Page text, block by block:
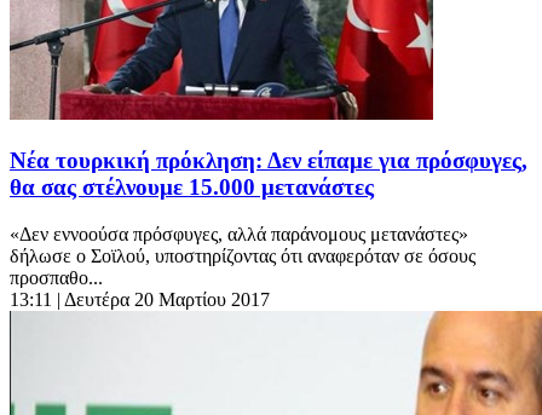
Νέα τουρκική πρόκληση: Δεν είπαμε για πρόσφυγες,
θα σας στέλνουμε 15.000 μετανάστες
«Δεν εννοούσα πρόσφυγες, αλλά παράνομους μετανάστες»
δήλωσε ο Σοϊλού, υποστηρίζοντας ότι αναφερόταν σε όσους
προσπαθο...
13:11 | Δευτέρα 20 Μαρτίου 2017